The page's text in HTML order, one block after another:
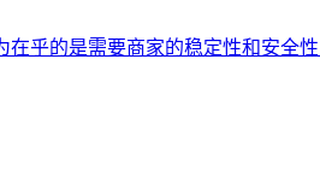
乎的是需要商家的稳定性和安全